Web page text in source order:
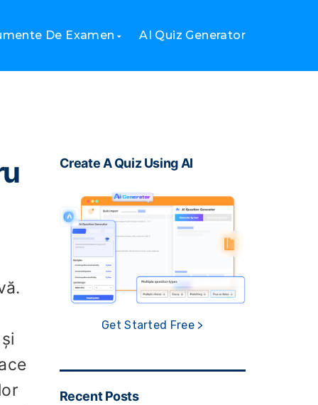
De Examen AI Quiz Generator
Create A Quiz Using AI
Get Started Free >
Recent Posts